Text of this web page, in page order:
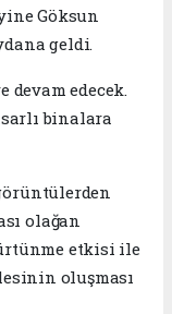
Göksun
geldi.
devam edecek.
binalara
olağan
etkisi ile
oluşması